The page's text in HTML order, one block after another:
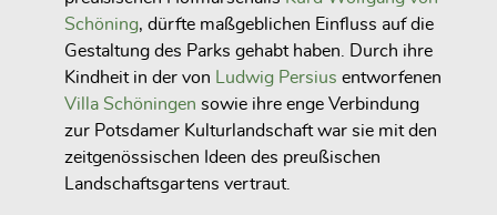
Schöning, dürfte maßgeblichen Einfluss auf die
Gestaltung des Parks gehabt haben. Durch ihre
Kindheit in der von Ludwig Persius entworfenen
Villa Schöningen sowie ihre enge Verbindung
zur Potsdamer Kulturlandschaft war sie mit den
zeitgenössischen Ideen des preußischen
Landschaftsgartens vertraut.